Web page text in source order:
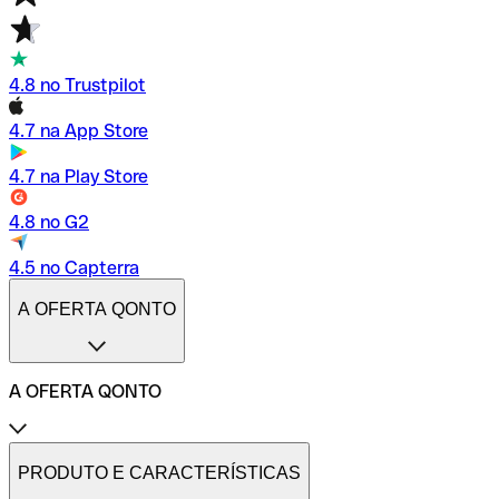
4.8 no Trustpilot
4.7 na App Store
4.7 na Play Store
4.8 no G2
4.5 no Capterra
A OFERTA QONTO
A OFERTA QONTO
Tarifas
Conta profissional online
PRODUTO E CARACTERÍSTICAS